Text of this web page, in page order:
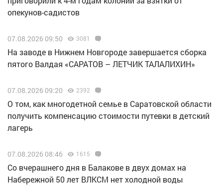
опекунов-садистов
07.08.2026 09:50 3081
Н️а заводе в Нижнем Новгороде завершается сборка
пятого Валдая «САРАТОВ – ЛЕТЧИК ТАЛАЛИХИН»
07.08.2026 09:20 2392
О том, как многодетной семье в Саратовской области
получить компенсацию стоимости путевки в детский
лагерь
07.08.2026 08:46 1615
Со вчерашнего дня в Балакове в двух домах на
Набережной 50 лет ВЛКСМ нет холодной воды